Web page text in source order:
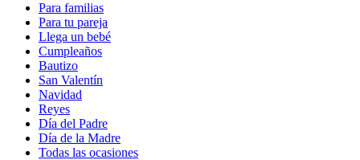
Para familias
Para tu pareja
Llega un bebé
Cumpleaños
Bautizo
San Valentín
Navidad
Reyes
Día del Padre
Día de la Madre
Todas las ocasiones